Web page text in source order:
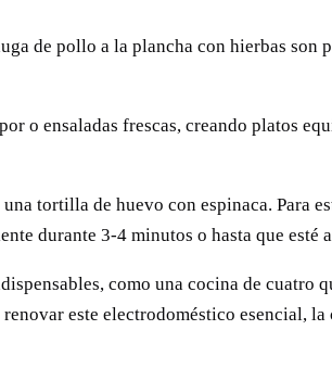
de pollo a la plancha con hierbas son
o ensaladas frescas, creando platos
tortilla de huevo con espinaca. Para
durante 3-4 minutos o hasta que esté
como una cocina de cuatro
este electrodoméstico esencial,